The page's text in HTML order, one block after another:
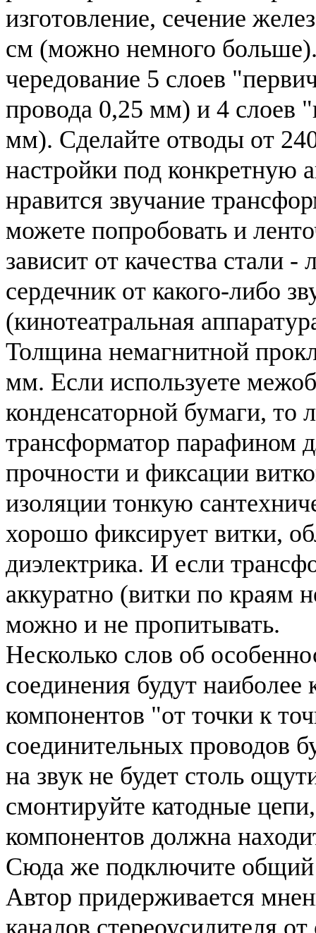
изготовление, сечение
см (можно немного
чередование 5 слоев
провода 0,25 мм) и 4 слоев
мм). Сделайте отводы от
настройки под конкретную
нравится звучание
можете попробовать и
зависит от качества стали -
сердечник от какого-либо
(кинотеатральная
Толщина немагнитной
мм. Если используете
конденсаторной бумаги, то
трансформатор парафином
прочности и фиксации
изоляции тонкую
хорошо фиксирует витки,
диэлектрика. И если
аккуратно (витки по краям
можно и не пропитывать.
Несколько слов об
соединения будут
компонентов "от точки к
соединительных проводов
на звук не будет столь
смонтируйте катодные
компонентов должна
Сюда же подключите общий
Автор придерживается